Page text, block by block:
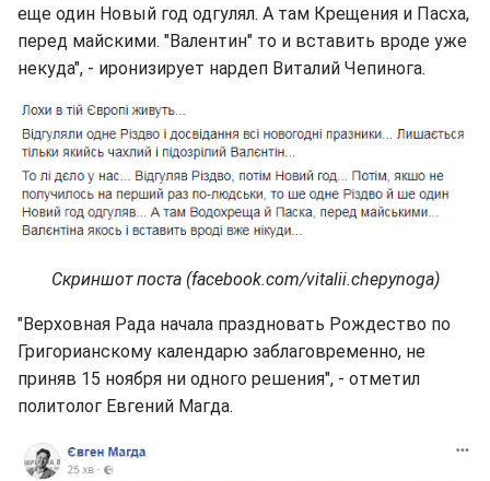
еще один Новый год одгулял. А там Крещения и Пасха,
перед майскими. "Валентин" то и вставить вроде уже
некуда", - иронизирует нардеп Виталий Чепинога.
Скриншот поста (facebook.com/vitalii.chepynoga)
"Верховная Рада начала праздновать Рождество по
Григорианскому календарю заблаговременно, не
приняв 15 ноября ни одного решения", - отметил
политолог Евгений Магда.